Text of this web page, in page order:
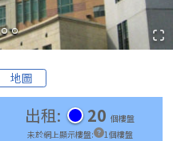
更多出售樓盤
地圖
出租: 20 個樓盤
未於網上顯示樓盤: 1個樓盤